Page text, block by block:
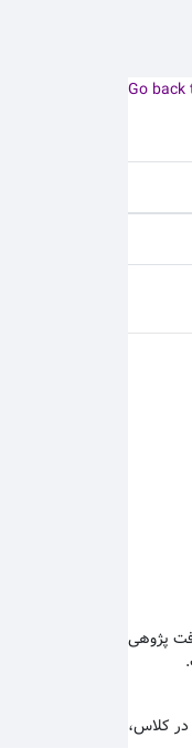
Go back
پژوهی
کلاس،